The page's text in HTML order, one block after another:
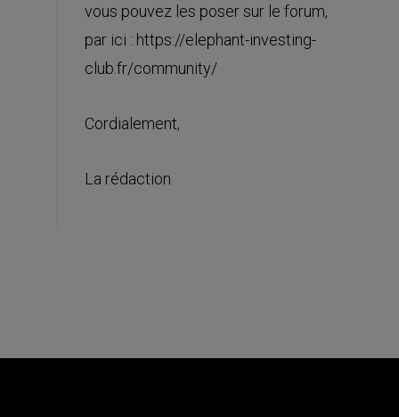
vous pouvez les poser sur le forum,
par ici : https://elephant-investing-
club.fr/community/
Cordialement,
La rédaction